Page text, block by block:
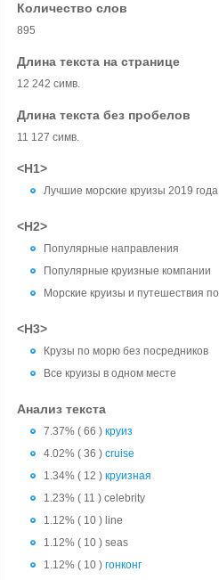
Количество слов
895
Длина текста на странице
12 242 симв.
Длина текста без пробелов
11 127 симв.
<H1>
Лучшие морские круизы 2019 года
<H2>
Популярные направления
Популярные круизные компании
Морские круизы и путешествия
<H3>
Крузы по морю без посредников
Все круизы в одном месте
Анализ текста
7.37% ( 66 ) круиз
4.02% ( 36 ) cruise
1.34% ( 12 ) круизная
1.23% ( 11 ) celebrity
1.12% ( 10 ) line
1.12% ( 10 ) seas
1.12% ( 10 ) гонконг